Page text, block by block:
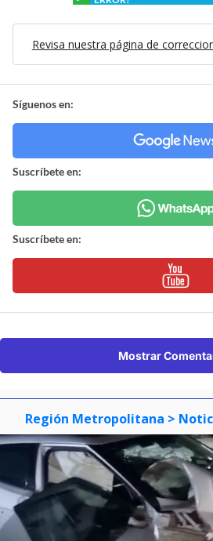
Revisa nuestra página de
Síguenos en:
Suscríbete en:
Suscríbete en:
Mostrar
Región Metropolitana >